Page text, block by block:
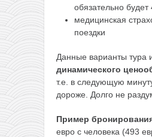
обязательно будет
медицинская
поездки
Данные варианты тура
динамического
т.е. в следующую
дороже. Долго не
Пример
евро с человека (493